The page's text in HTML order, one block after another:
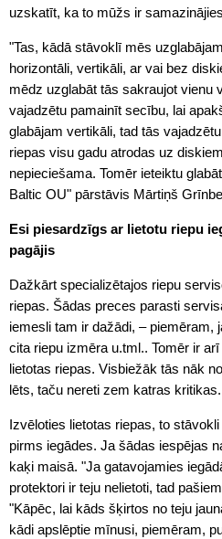
uzskatīt, ka to mūžs ir
"Tas, kādā stāvoklī mēs
horizontāli, vertikāli, ar vai bez
mēdz uzglabāt tās sakraujot vienu
vajadzētu pamainīt secību, lai
glabājam vertikāli, tad tās
riepas visu gadu atrodas uz
nepieciešama. Tomēr ieteiktu
Baltic OU" pārstāvis Mārtiņš
Esi piesardzīgs ar lietotu riepu
pagājis
Dažkārt specializētajos riepu
riepas. Šādas preces parasti
iemesli tam ir dažādi, – piemēram,
cita riepu izmēra u.tml.. Tomēr ir
lietotas riepas. Visbiežāk tās nāk
lēts, taču nereti zem katras kritikas.
Izvēloties lietotas riepas, to
pirms iegādes. Ja šādas iespējas
kaķi maisā. "Ja gatavojamies
protektori ir teju nelietoti, tad
"Kāpēc, lai kāds šķirtos no teju
kādi apslēptie mīnusi, piemēram,